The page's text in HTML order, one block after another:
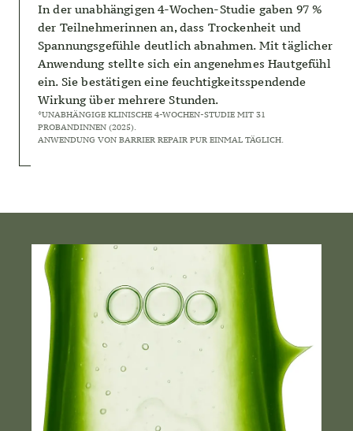
In der unabhängigen 4-Wochen-Studie gaben 97 %
der Teilnehmerinnen an, dass Trockenheit und
Spannungsgefühle deutlich abnahmen. Mit täglicher
Anwendung stellte sich ein angenehmes Hautgefühl
ein. Sie bestätigen eine feuchtigkeitsspendende
Wirkung über mehrere Stunden.
*UNABHÄNGIGE KLINISCHE 4-WOCHEN-STUDIE MIT 31
PROBANDINNEN (2025).
ANWENDUNG VON BARRIER REPAIR PUR EINMAL TÄGLICH.